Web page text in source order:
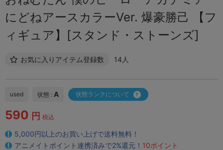
にどねアースカラーVer. 爆豪勝己 【フ
ィギュア】[スタンド・ストーンズ]
お気に入りアイテム登録数 14人
used 状態 : A 状態ランクについて
590 円 税込
5,000円以上のお買い上げで送料無料！
アニメイトポイント連携済みで2%還元！ 10ポイント